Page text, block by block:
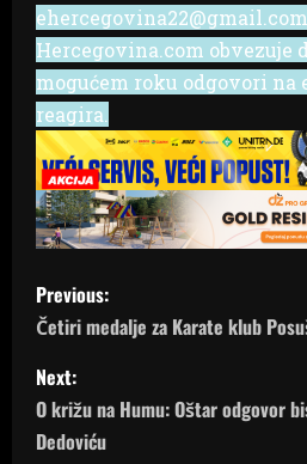
Hercegovina.com obvezuje
mogućem roku odgovori na
reagira.
P
o
s
t
Previous:
Četiri medalje za Karate klub
Next:
O križu na Humu: Oštar odgovor
Dedoviću